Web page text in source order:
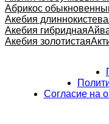
Абрикос
Акебия
Акебия гибридная
Акебия золотистая
Согласие на